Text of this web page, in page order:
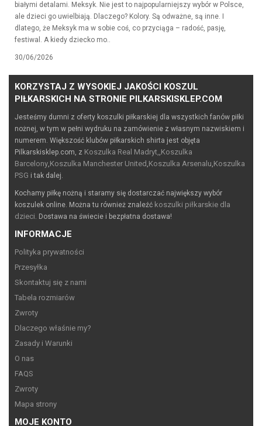
białymi detalami. Meksyk. Nie jest to najpopularniejszy wybór w Polsce,
ale dzieci go uwielbiają. Dlaczego? Kolory. Są odważne, są inne. I
dlatego, że Meksyk ma w sobie coś, co przyciąga – radość, pasję,
festiwal. A kiedy dziecko mo..
30/06/2026
KORZYSTAJ Z WYSOKIEJ JAKOŚCI KOSZUL
PIŁKARSKICH NA STRONIE PILKARSKISKLEP.COM
Jesteśmy dumni z oferty koszulki piłkarskiej dla wszystkich fanów piłki
nożnej, w tym w pełni wydruku na zamówienie z własnym nazwiskiem i
numerem. Większość klubów piłkarskich shirta jest objęta
Pilkarskisklep.com, z Koszulka Real Madryt,,Koszulka
Barcelony,Koszulka Manchester United ,Koszulka Arsenalu,Koszulka
PSG i tak dalej.
Kochamy piłkę nożną i staramy się dostarczać największy wybór
koszulek online. Można tu również znaleźć koszulki piłkarskie dla
dzieci. Dostawa na świecie i bezpłatna dostawa!
INFORMACJE
Polityka prywatności
Przesyłka
Skontaktuj się z nami
Tabela rozmiarów
Zwroty
Dlaczego właśnie my?
Zasady i Warunki
O nas
FAQS
Zwroty
Mapa strony
MOJE KONTO